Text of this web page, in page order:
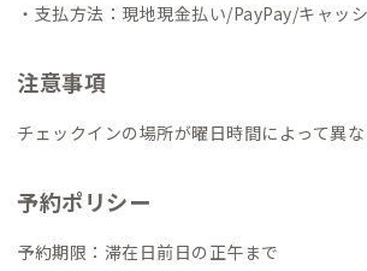
・支払方法：現地現金払い/PayPay/キャッ
注意事項
チェックインの場所が曜日時間によって異な
予約ポリシー
予約期限：滞在日前日の正午まで